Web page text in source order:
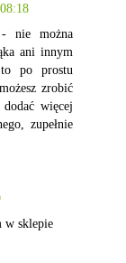
- nie można
ani innym
to po prostu
zrobić
więcej
zupełnie
w sklepie